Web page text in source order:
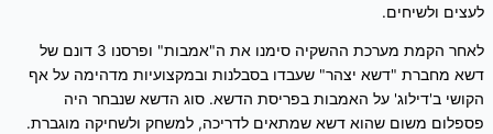
לעצים ולשיחים.
לאחר הקמת מערכת ההשקיה סימנו את ה"אמבות" ופרסנו 3 דונם של
דשא מחברת "דשא יצהר" שעבדו בסבלנות ובמקצועיות מדהימה על אף
הקושי ב'דילוג' על האמבות בפריסת הדשא. סוג הדשא שנבחר היה
פספלום משום שהוא דשא שמתאים לדריכה, למשחק ולשחיקה מוגברת.